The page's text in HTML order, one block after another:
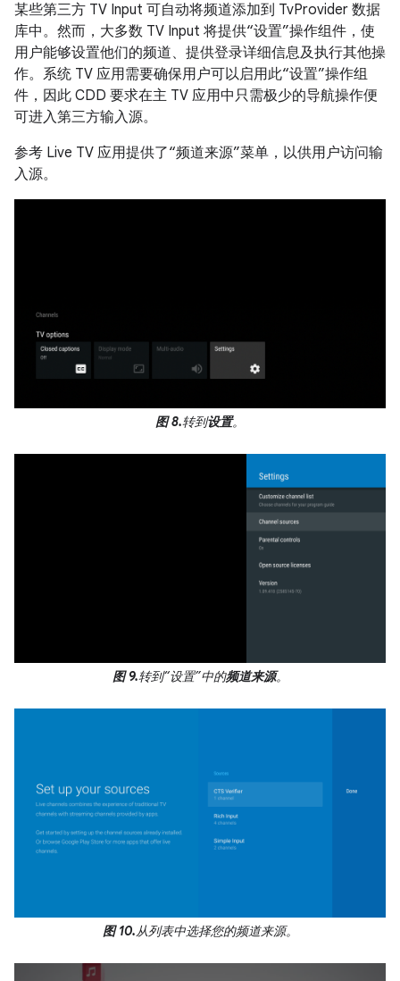
某些第三方 TV Input 可自动将频道添加到 TvProvider 数据
库中。然而，大多数 TV Input 将提供“设置”操作组件，使
用户能够设置他们的频道、提供登录详细信息及执行其他操
作。系统 TV 应用需要确保用户可以启用此“设置”操作组
件，因此 CDD 要求在主 TV 应用中只需极少的导航操作便
可进入第三方输入源。
参考 Live TV 应用提供了“频道来源”菜单，以供用户访问输
入源。
图 8.转到设置。
图 9.转到“设置”中的频道来源。
图 10.从列表中选择您的频道来源。